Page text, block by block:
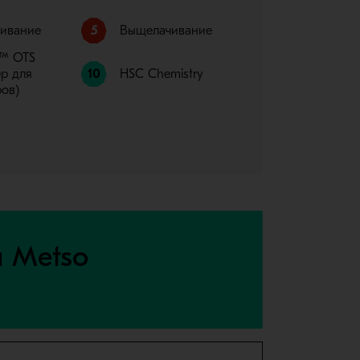
5 Выщелачивание
OTS
для
10 HSC Chemistry
Metso